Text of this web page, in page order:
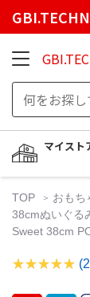
マイスト
TOP おもち
38cmぬいぐる
Sweet 38cm